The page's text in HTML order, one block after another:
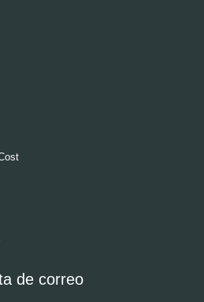
de correo